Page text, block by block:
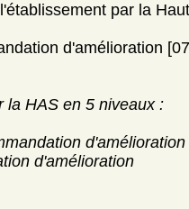
par la
d'amélioration
la HAS en 5 niveaux :
d'amélioration
d'amélioration